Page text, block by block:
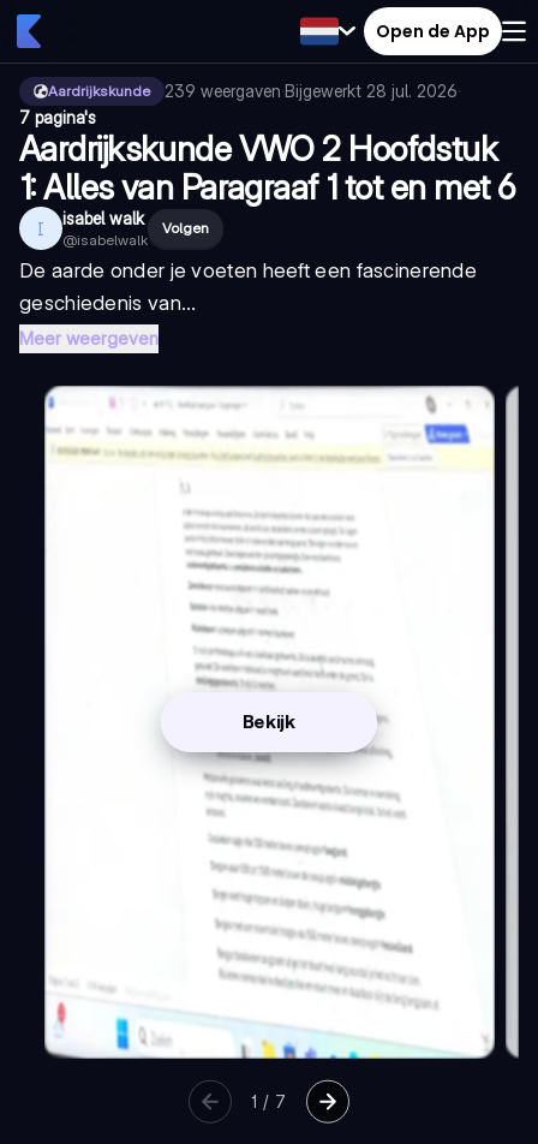
Open de App
Aardrijkskunde 239 weergaven·Bijgewerkt 28 jul. 2026·
7 pagina's
Aardrijkskunde VWO 2 Hoofdstuk
1: Alles van Paragraaf 1 tot en met 6
I isabel walk
@isabelwalk
Volgen
De aarde onder je voeten heeft een fascinerende
geschiedenis van...
Meer weergeven
Bekijk
1 / 7